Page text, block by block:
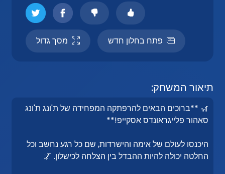
פתח בחלון חדש מסך גדול
תיאור המשחק:
🎢 **ברוכים הבאים להרפתקה המפחידה של ת'ונג ת'ונג
סאהור פלייגראונדס אסקייפ!**
היכנסו לעולם של אימה והישרדות, שם כל רגע נחשב וכל
החלטה יכולה להיות ההבדל בין הצלחה לכישלון. 🌌